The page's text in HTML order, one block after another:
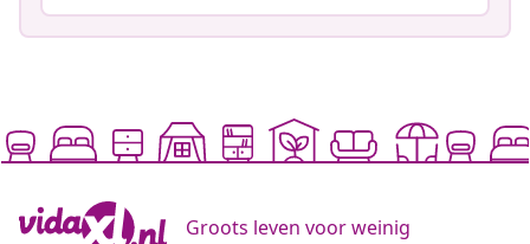
Groots leven voor weinig